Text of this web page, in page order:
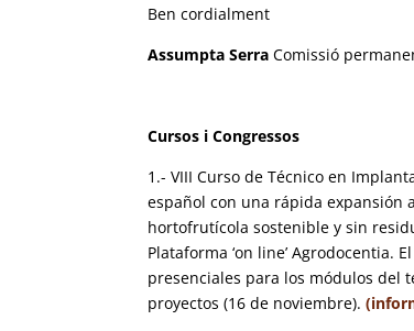
Ben cordialment
Assumpta Serra Comissió
Cursos i Congressos
1.- VIII Curso de Técnico en
español con una rápida expansión
hortofrutícola sostenible y sin
Plataforma ‘on line’ Agrodocentia.
presenciales para los módulos del
proyectos (16 de noviembre).